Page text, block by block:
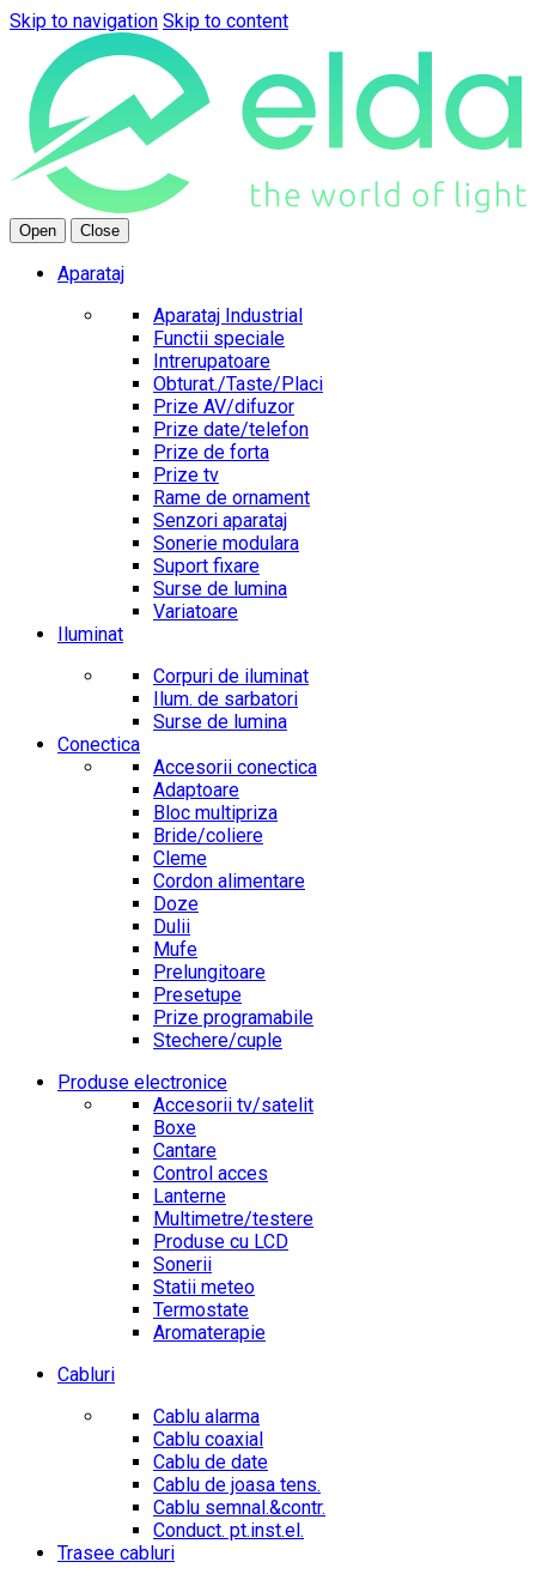
Skip to navigation Skip to content
Open Close
Aparataj
Aparataj Industrial
Functii speciale
Intrerupatoare
Obturat./Taste/Placi
Prize AV/difuzor
Prize date/telefon
Prize de forta
Prize tv
Rame de ornament
Senzori aparataj
Sonerie modulara
Suport fixare
Surse de lumina
Variatoare
Iluminat
Corpuri de iluminat
Ilum. de sarbatori
Surse de lumina
Conectica
Accesorii conectica
Adaptoare
Bloc multipriza
Bride/coliere
Cleme
Cordon alimentare
Doze
Dulii
Mufe
Prelungitoare
Presetupe
Prize programabile
Stechere/cuple
Produse electronice
Accesorii tv/satelit
Boxe
Cantare
Control acces
Lanterne
Multimetre/testere
Produse cu LCD
Sonerii
Statii meteo
Termostate
Aromaterapie
Cabluri
Cablu alarma
Cablu coaxial
Cablu de date
Cablu de joasa tens.
Cablu semnal.&contr.
Conduct. pt.inst.el.
Trasee cabluri